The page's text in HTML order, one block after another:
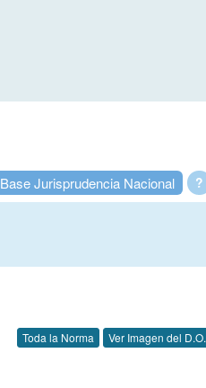
?
Jurisprudencia Nacional
Toda la Norma Ver Imagen del D.O.